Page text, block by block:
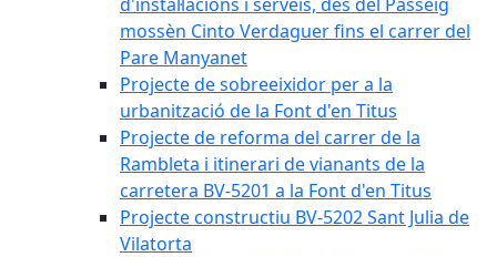
mossèn Cinto Verdaguer fins el carrer del
Pare Manyanet
Projecte de sobreeixidor per a la
urbanització de la Font d'en Titus
Projecte de reforma del carrer de la
Rambleta i itinerari de vianants de la
carretera BV-5201 a la Font d'en Titus
Projecte constructiu BV-5202 Sant Julia de
Vilatorta